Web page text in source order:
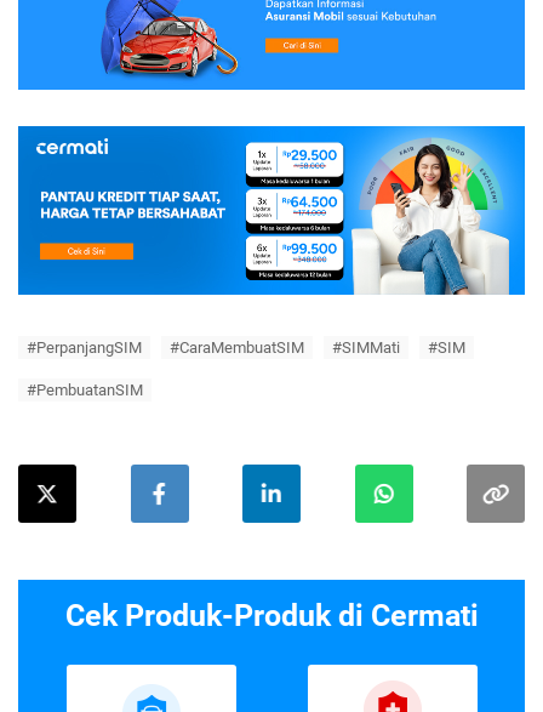
#PerpanjangSIM #CaraMembuatSIM #SIMMati #SIM
#PembuatanSIM
Cek Produk-Produk di Cermati